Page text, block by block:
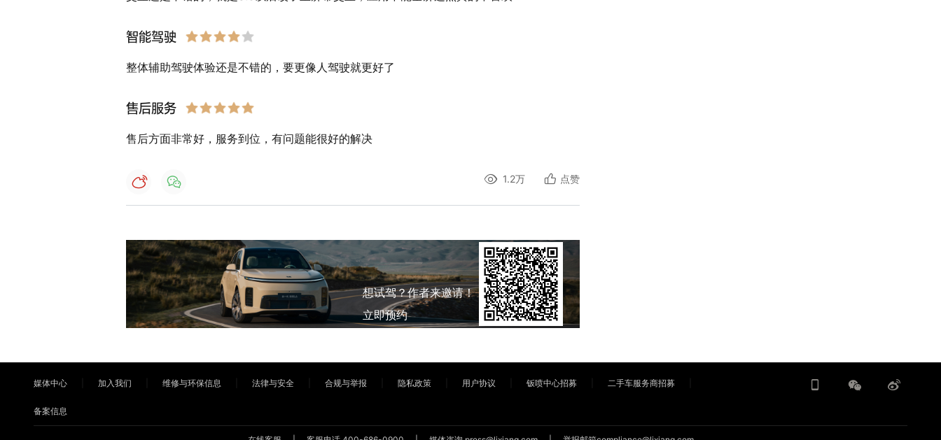
智能驾驶
整体辅助驾驶体验还是不错的，要更像人驾驶就更好了
售后服务
售后方面非常好，服务到位，有问题能很好的解决
1.2万 点赞
想试驾？作者来邀请！
立即预约
媒体中心 加入我们 维修与环保信息 法律与安全 合规与举报 隐私政策 用户协议 钣喷中心招募 二手车服务商招募
备案信息